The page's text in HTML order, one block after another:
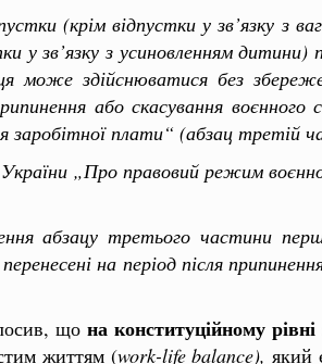
(крім відпустки у зв’язку з
у зв’язку з усиновленням дитини)
може здійснюватися без
або скасування
заробітної плати“ (абзац третій
України „Про правовий режим
абзацу третього частини
на період після
щона конституційному
життям (work-life balance), який